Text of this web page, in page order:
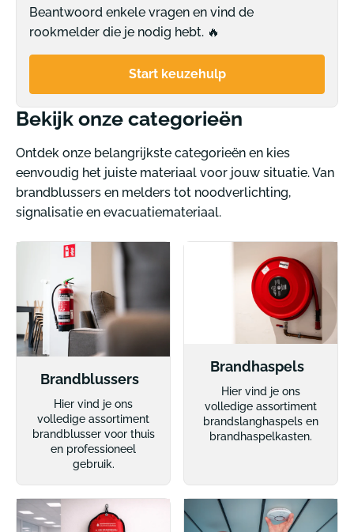
Beantwoord enkele vragen en vind de
rookmelder die je nodig hebt. 🔥
Start keuzehulp
Bekijk onze categorieën
Ontdek onze belangrijkste categorieën en kies
eenvoudig het juiste materiaal voor jouw situatie. Van
brandblussers en melders tot noodverlichting,
signalisatie en evacuatiemateriaal.
Brandblussers
Hier vind je ons
volledige assortiment
brandblusser voor thuis
en professioneel
gebruik.
Brandhaspels
Hier vind je ons
volledige assortiment
brandslanghaspels en
brandhaspelkasten.